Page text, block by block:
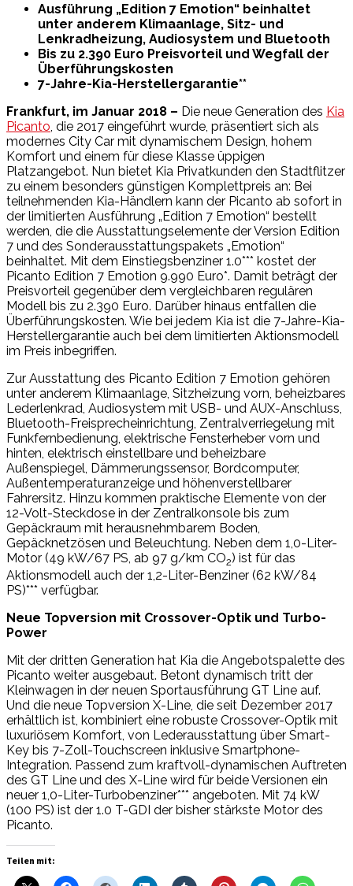
Ausführung „Edition 7 Emotion“ beinhaltet
unter anderem Klimaanlage, Sitz- und
Lenkradheizung, Audiosystem und Bluetooth
Bis zu 2.390 Euro Preisvorteil und Wegfall der
Überführungskosten
7-Jahre-Kia-Herstellergarantie**
Frankfurt, im Januar 2018 – Die neue Generation des Kia
Picanto , die 2017 eingeführt wurde, präsentiert sich als
modernes City Car mit dynamischem Design, hohem
Komfort und einem für diese Klasse üppigen
Platzangebot. Nun bietet Kia Privatkunden den Stadtflitzer
zu einem besonders günstigen Komplettpreis an: Bei
teilnehmenden Kia-Händlern kann der Picanto ab sofort in
der limitierten Ausführung „Edition 7 Emotion“ bestellt
werden, die die Ausstattungselemente der Version Edition
7 und des Sonderausstattungspakets „Emotion“
beinhaltet. Mit dem Einstiegsbenziner 1.0*** kostet der
Picanto Edition 7 Emotion 9.990 Euro*. Damit beträgt der
Preisvorteil gegenüber dem vergleichbaren regulären
Modell bis zu 2.390 Euro. Darüber hinaus entfallen die
Überführungskosten. Wie bei jedem Kia ist die 7-Jahre-Kia-
Herstellergarantie auch bei dem limitierten Aktionsmodell
im Preis inbegriffen.
Zur Ausstattung des Picanto Edition 7 Emotion gehören
unter anderem Klimaanlage, Sitzheizung vorn, beheizbares
Lederlenkrad, Audiosystem mit USB- und AUX-Anschluss,
Bluetooth-Freisprecheinrichtung, Zentralverriegelung mit
Funkfernbedienung, elektrische Fensterheber vorn und
hinten, elektrisch einstellbare und beheizbare
Außenspiegel, Dämmerungssensor, Bordcomputer,
Außentemperaturanzeige und höhenverstellbarer
Fahrersitz. Hinzu kommen praktische Elemente von der
12-Volt-Steckdose in der Zentralkonsole bis zum
Gepäckraum mit herausnehmbarem Boden,
Gepäcknetzösen und Beleuchtung. Neben dem 1,0-Liter-
Motor (49 kW/67 PS, ab 97 g/km CO2) ist für das
Aktionsmodell auch der 1,2-Liter-Benziner (62 kW/84
PS)*** verfügbar.
Neue Topversion mit Crossover-Optik und Turbo-
Power
Mit der dritten Generation hat Kia die Angebotspalette des
Picanto weiter ausgebaut. Betont dynamisch tritt der
Kleinwagen in der neuen Sportausführung GT Line auf.
Und die neue Topversion X-Line, die seit Dezember 2017
erhältlich ist, kombiniert eine robuste Crossover-Optik mit
luxuriösem Komfort, von Lederausstattung über Smart-
Key bis 7-Zoll-Touchscreen inklusive Smartphone-
Integration. Passend zum kraftvoll-dynamischen Auftreten
des GT Line und des X-Line wird für beide Versionen ein
neuer 1,0-Liter-Turbobenziner*** angeboten. Mit 74 kW
(100 PS) ist der 1.0 T-GDI der bisher stärkste Motor des
Picanto.
Teilen mit: